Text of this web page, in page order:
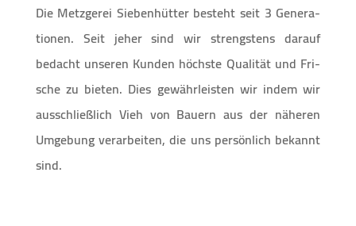
Die Metz­ge­rei Sie­ben­hüt­ter besteht seit 3 Gene­ra­
tio­nen. Seit jeher sind wir strengs­tens dar­auf
bedacht unse­ren Kun­den höchs­te Qua­li­tät und Fri­
sche zu bie­ten. Dies gewähr­leis­ten wir indem wir
aus­schließ­lich Vieh von Bau­ern aus der nähe­ren
Umge­bung ver­ar­bei­ten, die uns per­sön­lich bekannt
sind.